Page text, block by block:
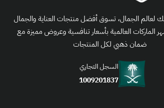
لعالم الجمال، تسوق أفضل منتجات العناية والجمال
الماركات العالمية بأسعار تنافسية وعروض مميزة مع
ضمان ذهبي لكل المنتجات
السجل التجاري
1009201837